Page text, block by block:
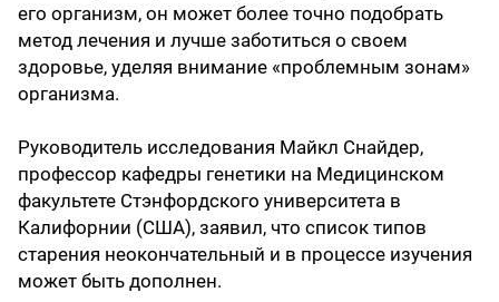
его организм, он может более точно подобрать
метод лечения и лучше заботиться о своем
здоровье, уделяя внимание «проблемным зонам»
организма.
Руководитель исследования Майкл Снайдер,
профессор кафедры генетики на Медицинском
факультете Стэнфордского университета в
Калифорнии (США), заявил, что список типов
старения неокончательный и в процессе изучения
может быть дополнен.